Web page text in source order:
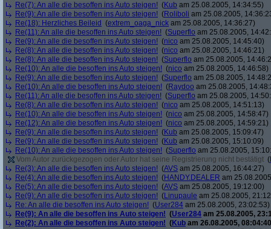
Re(7): An alle die besoffen ins Auto steigen! (Kub am 25.08.2005, 14:34:55)
Re(9): An alle die besoffen ins Auto steigen! (Roliboli am 25.08.2005,
Re(18): Herzliches Beileid (extrem_oaga_nick am 25.08.2005, 14:36:27)
Re(11): An alle die besoffen ins Auto steigen! (Superflo am 25.08.2005,
Re(9): An alle die besoffen ins Auto steigen! (nico am 25.08.2005, 14:45:40)
Re(8): An alle die besoffen ins Auto steigen! (nico am 25.08.2005, 14:46:21)
Re(8): An alle die besoffen ins Auto steigen! (Superflo am 25.08.2005,
Re(10): An alle die besoffen ins Auto steigen! (nico am 25.08.2005, 14:46:58)
Re(9): An alle die besoffen ins Auto steigen! (Superflo am 25.08.2005,
Re(10): An alle die besoffen ins Auto steigen! (Raydoo am 25.08.2005,
Re(11): An alle die besoffen ins Auto steigen! (Superflo am 25.08.2005,
Re(8): An alle die besoffen ins Auto steigen! (nico am 25.08.2005, 14:51:13)
Re(10): An alle die besoffen ins Auto steigen! (nico am 25.08.2005, 14:58:47)
Re(12): An alle die besoffen ins Auto steigen! (nico am 25.08.2005, 14:59:21)
Re(9): An alle die besoffen ins Auto steigen! (Kub am 25.08.2005, 15:09:47)
Re(9): An alle die besoffen ins Auto steigen! (Kub am 25.08.2005, 15:10:09)
Re(10): An alle die besoffen ins Auto steigen! (Superflo am 25.08.2005,
Vom Autor zurückgezogen oder Autor hat seine Registrierung nicht bestätigt (
Re(3): An alle die besoffen ins Auto steigen! (AVS am 25.08.2005, 16:44:27)
Re(4): An alle die besoffen ins Auto steigen! (HANDY.DEALER am
Re(5): An alle die besoffen ins Auto steigen! (AVS am 25.08.2005, 19:12:00)
Re(9): An alle die besoffen ins Auto steigen! (Linupaule am 25.08.2005,
Re: An alle die besoffen ins Auto steigen! (User284 am 25.08.2005, 23:02:53)
Re(9): An alle die besoffen ins Auto steigen! (User284 am 25.08.2005,
Re(2): An alle die besoffen ins Auto steigen! (Kub am 26.08.2005,